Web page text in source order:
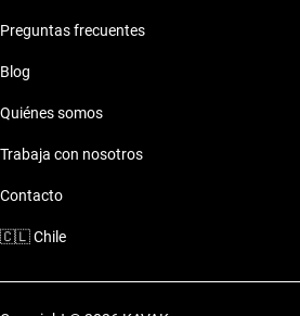
Preguntas frecuentes
Blog
Quiénes somos
Trabaja con nosotros
Contacto
🇨🇱Chile